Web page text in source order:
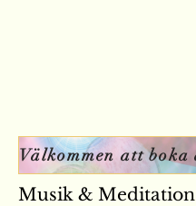
Musik & Meditation